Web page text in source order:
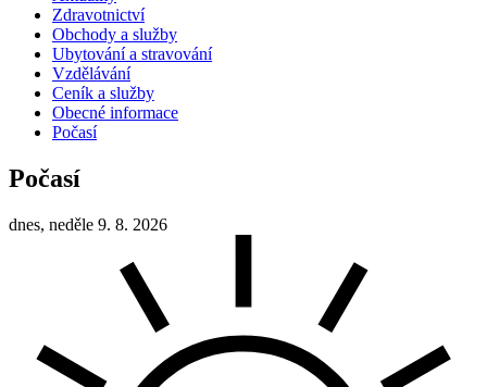
Zdravotnictví
Obchody a služby
Ubytování a stravování
Vzdělávání
Ceník a služby
Obecné informace
Počasí
Počasí
dnes, neděle 9. 8. 2026